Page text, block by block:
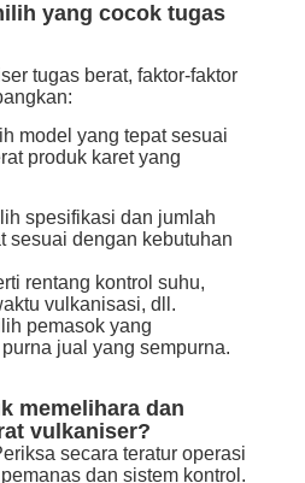
yang cocok tugas
tugas berat, faktor-faktor
model yang tepat sesuai
produk karet yang
spesifikasi dan jumlah
sesuai dengan kebutuhan
rentang kontrol suhu,
vulkanisasi, dll.
pemasok yang
jual yang sempurna.
memelihara dan
vulkaniser?
secara teratur operasi
dan sistem kontrol.